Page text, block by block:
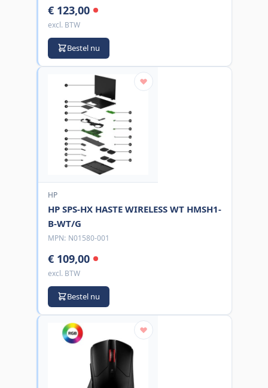
€ 123,00
excl. BTW
Bestel nu
HP
HP SPS-HX HASTE WIRELESS WT HMSH1-
B-WT/G
MPN: N01580-001
€ 109,00
excl. BTW
Bestel nu